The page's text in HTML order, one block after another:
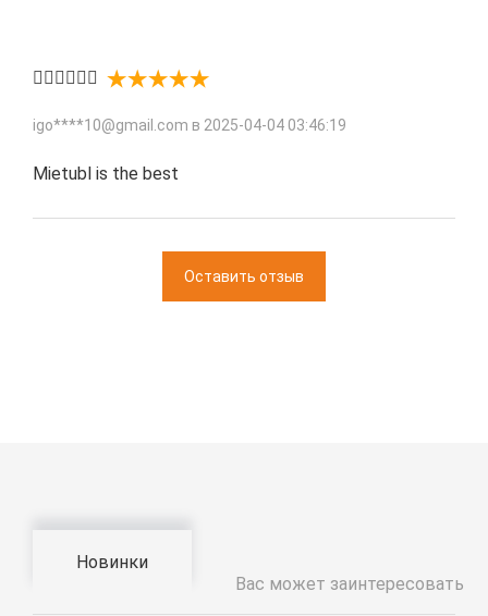
👍🏻👍🏻👍🏻
igo****10@gmail.com в 2025-04-04 03:46:19
Мietubl is the best
Оставить отзыв
Новинки
Вас может заинтересовать